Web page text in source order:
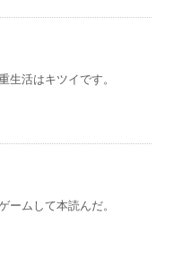
生活はキツイです。
ームして本読んだ。